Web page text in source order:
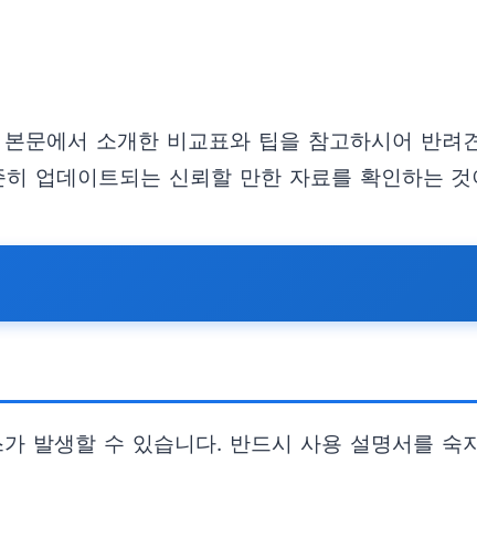
문에서 소개한 비교표와 팁을 참고하시어 반려
업데이트되는 신뢰할 만한 자료를 확인하는 것
발생할 수 있습니다. 반드시 사용 설명서를 숙